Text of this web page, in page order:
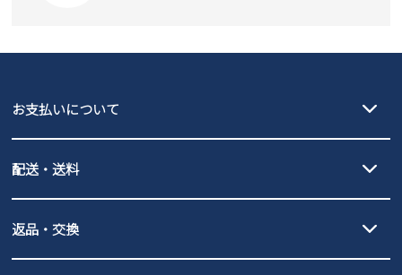
GAP
瞬足
お支払いについて
PayPay（オンライン決済）、代金引換のご利用が可能です。
配送・送料
北海道・本州・四国・九州…550円
全国一律…220円（税込）
発送日・送料詳細についてはご利用ガイドを
返品・交換